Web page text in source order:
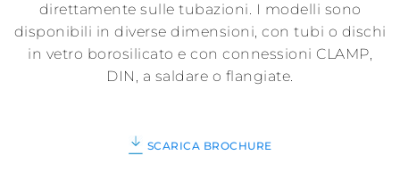
direttamente sulle tubazioni. I modelli sono
disponibili in diverse dimensioni, con tubi o dischi
in vetro borosilicato e con connessioni CLAMP,
DIN, a saldare o flangiate.
SCARICA BROCHURE